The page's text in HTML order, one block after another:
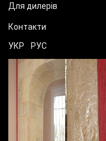
Для дилерів
Контакти
УКР РУС